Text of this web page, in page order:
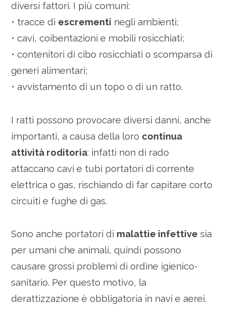
diversi fattori. I più comuni:
• tracce di escrementi negli ambienti;
• cavi, coibentazioni e mobili rosicchiati;
• contenitori di cibo rosicchiati o scomparsa di
generi alimentari;
• avvistamento di un topo o di un ratto.
I ratti possono provocare diversi danni, anche
importanti, a causa della loro continua
attività roditoria: infatti non di rado
attaccano cavi e tubi portatori di corrente
elettrica o gas, rischiando di far capitare corto
circuiti e fughe di gas.
Sono anche portatori di malattie infettive sia
per umani che animali, quindi possono
causare grossi problemi di ordine igienico-
sanitario. Per questo motivo, la
derattizzazione è obbligatoria in navi e aerei.